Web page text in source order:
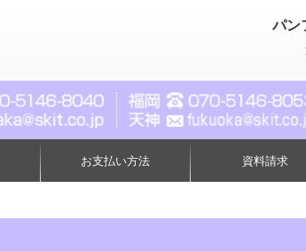
パン
お支払い方法 資料請求